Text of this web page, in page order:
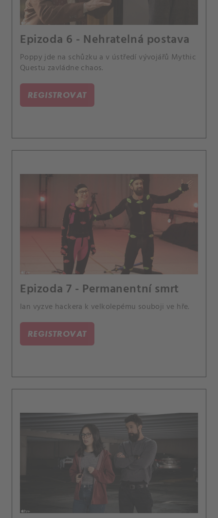
Epizoda 6 - Nehratelná postava
Poppy jde na schůzku a v ústředí vývojářů Mythic
Questu zavládne chaos.
REGISTROVAT
Epizoda 7 - Permanentní smrt
Ian vyzve hackera k velkolepému souboji ve hře.
REGISTROVAT